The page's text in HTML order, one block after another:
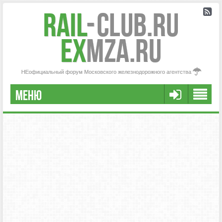
Rail-Club.RU
exMZA.RU
НЕофициальный форум Московского железнодорожного агентства
МЕНЮ
РЕГИСТРАЦИЯ